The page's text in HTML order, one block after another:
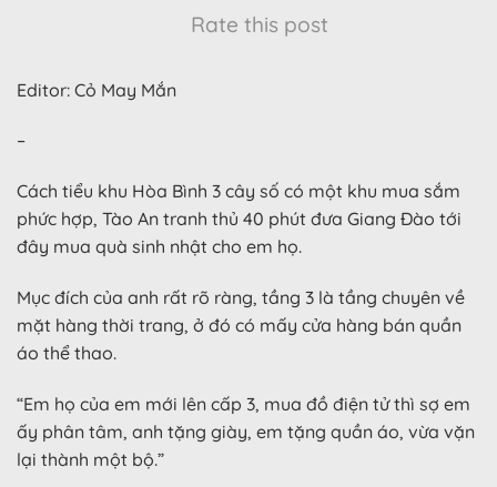
Rate this post
Editor: Cỏ May Mắn
–
Cách tiểu khu Hòa Bình 3 cây số có một khu mua sắm
phức hợp, Tào An tranh thủ 40 phút đưa Giang Đào tới
đây mua quà sinh nhật cho em họ.
Mục đích của anh rất rõ ràng, tầng 3 là tầng chuyên về
mặt hàng thời trang, ở đó có mấy cửa hàng bán quần
áo thể thao.
“Em họ của em mới lên cấp 3, mua đồ điện tử thì sợ em
ấy phân tâm, anh tặng giày, em tặng quần áo, vừa vặn
lại thành một bộ.”